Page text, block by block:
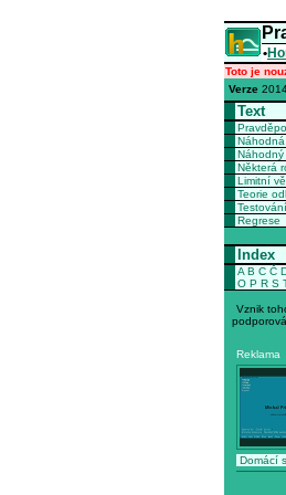
•
Toto je
Verze
Text
Náhodný
Některá
Limitní
Teorie
Regrese
Index
A B C Č
O P R S
Vznik
Reklama
Domácí